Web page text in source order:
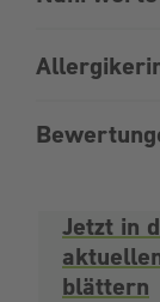
Jetzt in
blättern